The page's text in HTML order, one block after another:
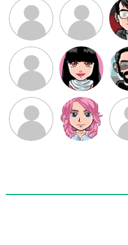
~ ابتین
سید محمد
موسوی
طرفدار میلی
بابی براون
کیوان کیانی
ملیکا منتظری عارفه داستانپور